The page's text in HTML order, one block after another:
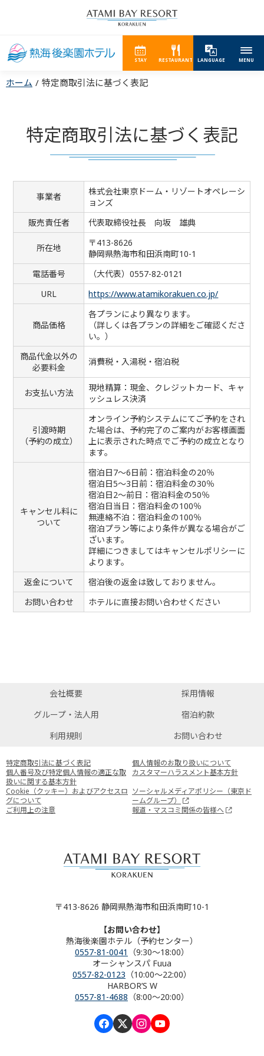
STAY RESTAURANT LANGUAGE MENU
ホーム 特定商取引法に基づく表記
特定商取引法に基づく表記
事業者
株式会社東京ドーム・リゾートオペレーシ
ョンズ
販売責任者
代表取締役社長 向坂 雄典
所在地
〒413-8626
静岡県熱海市和田浜南町10-1
電話番号
（大代表）0557-82-0121
URL
https://www.atamikorakuen.co.jp/
商品価格
各プランにより異なります。
（詳しくは各プランの詳細をご確認くださ
い。）
商品代金以外の
必要料金
消費税・入湯税・宿泊税
お支払い方法
現地精算：現金、クレジットカード、キャ
ッシュレス決済
引渡時期
（予約の成立）
オンライン予約システムにてご予約をされ
た場合は、予約完了のご案内がお客様画面
上に表示された時点でご予約の成立となり
ます。
キャンセル料に
ついて
宿泊日7～6日前：宿泊料金の20％
宿泊日5～3日前：宿泊料金の30％
宿泊日2～前日：宿泊料金の50％
宿泊日当日：宿泊料金の100％
無連絡不泊：宿泊料金の100％
宿泊プラン等により条件が異なる場合がご
ざいます。
詳細につきましてはキャンセルポリシーに
よります。
返金について
宿泊後の返金は致しておりません。
お問い合わせ
ホテルに直接お問い合わせください
会社概要
採用情報
グループ・法人用
宿泊約款
利用規則
お問い合わせ
特定商取引法に基づく表記
個人情報のお取り扱いについて
個人番号及び特定個人情報の適正な取
扱いに関する基本方針
カスタマーハラスメント基本方針
Cookie（クッキー）およびアクセスロ
グについて
ソーシャルメディアポリシー（東京ド
ームグループ）
ご利用上の注意
報道・マスコミ関係の皆様へ
〒413-8626 静岡県熱海市和田浜南町10-1
【お問い合わせ】
熱海後楽園ホテル（予約センター）
0557-81-0041
（9:30～18:00）
オーシャンスパ Fuua
0557-82-0123 （10:00～22:00）
HARBOR’S W
0557-81-4688 （8:00～20:00）